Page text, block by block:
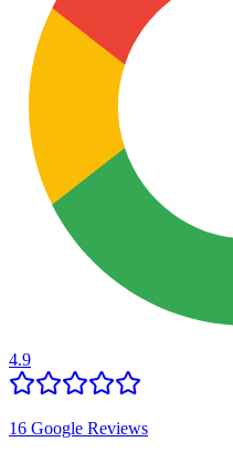
4.9
16 Google Reviews